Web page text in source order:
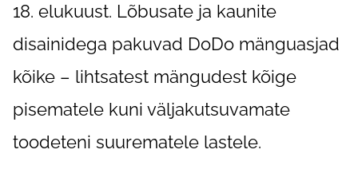
18. elukuust. Lõbusate ja kaunite
disainidega pakuvad DoDo mänguasjad
kõike – lihtsatest mängudest kõige
pisematele kuni väljakutsuvamate
toodeteni suurematele lastele.